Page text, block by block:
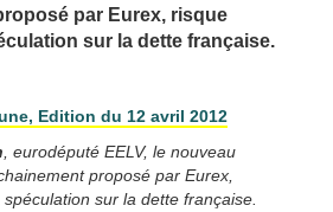
par Eurex, risque
sur la dette française.
Edition du 12 avril 2012
, eurodéputé EELV, le nouveau
proposé par Eurex,
sur la dette française.